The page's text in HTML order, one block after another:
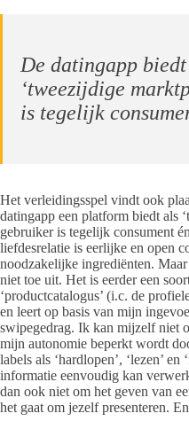
De datingapp
‘tweezijdige
is tegelijk
Het verleidingsspel vindt ook
datingapp een platform biedt als
gebruiker is tegelijk consument
liefdesrelatie is eerlijke en open
noodzakelijke ingrediënten.
niet toe uit. Het is eerder een
‘productcatalogus’ (i.c. de
en leert op basis van mijn
swipegedrag. Ik kan mijzelf niet
mijn autonomie beperkt wordt
labels als ‘hardlopen’, ‘lezen’
informatie eenvoudig kan
dan ook niet om het geven van
het gaat om jezelf presenteren.